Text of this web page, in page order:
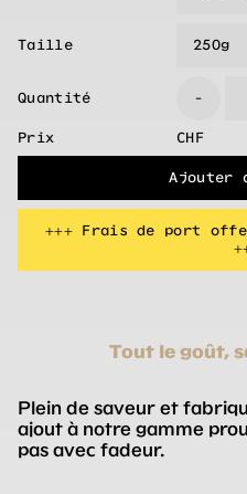
Taille
Quantité -
Prix CHF
Ajouter
+++ Frais de port
Tout le goût,
Plein de saveur et
ajout à notre gamme
pas avec fadeur.